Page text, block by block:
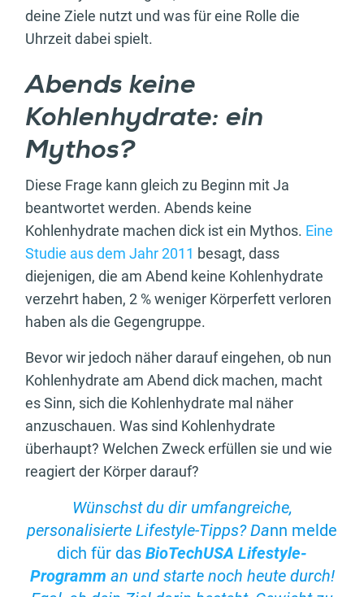
deine Ziele nutzt und was für eine Rolle die
Uhrzeit dabei spielt.
Abends keine
Kohlenhydrate: ein
Mythos?
Diese Frage kann gleich zu Beginn mit Ja
beantwortet werden. Abends keine
Kohlenhydrate machen dick ist ein Mythos. Eine
Studie aus dem Jahr 2011 besagt, dass
diejenigen, die am Abend keine Kohlenhydrate
verzehrt haben, 2 % weniger Körperfett verloren
haben als die Gegengruppe.
Bevor wir jedoch näher darauf eingehen, ob nun
Kohlenhydrate am Abend dick machen, macht
es Sinn, sich die Kohlenhydrate mal näher
anzuschauen. Was sind Kohlenhydrate
überhaupt? Welchen Zweck erfüllen sie und wie
reagiert der Körper darauf?
Wünschst du dir umfangreiche,
personalisierte Lifestyle-Tipps? Dann melde
dich für das BioTechUSA Lifestyle-
Programm an und starte noch heute durch!